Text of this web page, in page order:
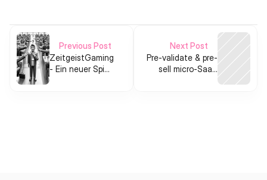
Previous Post
ZeitgeistGaming
- Ein neuer Spin
Next Post
Pre-validate & pre-
sell micro-SaaS